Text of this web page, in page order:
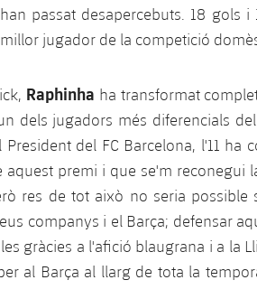
passat desapercebuts. 18 gols i
jugador de la competició
Raphinha ha transformat
dels jugadors més diferencials
del FC Barcelona, l'11 ha
aquest premi i que se'm reconegui
res de tot això no seria possible
companys i el Barça; defensar
gràcies a l'afició blaugrana i a la
al Barça al llarg de tota la